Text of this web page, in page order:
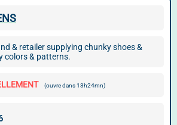
& retailer supplying chunky shoes &
colors & patterns.
(ouvre dans 13h24mn)